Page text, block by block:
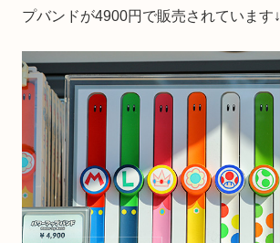
プバンドが4900円で販売されています↓